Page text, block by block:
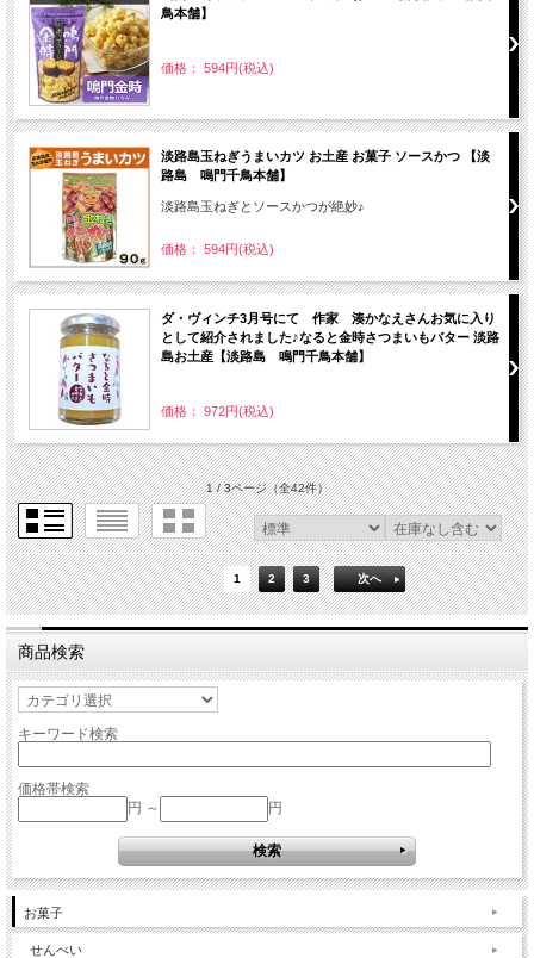
鳥本舗】
価格： 594円(税込)
淡路島玉ねぎうまいカツ お土産 お菓子 ソースかつ 【淡
路島 鳴門千鳥本舗】
淡路島玉ねぎとソースかつが絶妙♪
価格： 594円(税込)
ダ・ヴィンチ3月号にて 作家 湊かなえさんお気に入り
として紹介されました♪なると金時さつまいもバター 淡路
島お土産【淡路島 鳴門千鳥本舗】
価格： 972円(税込)
1 / 3ページ（全42件）
1 2 3 次へ
商品検索
キーワード検索
価格帯検索
円 ～
円
お菓子
せんべい